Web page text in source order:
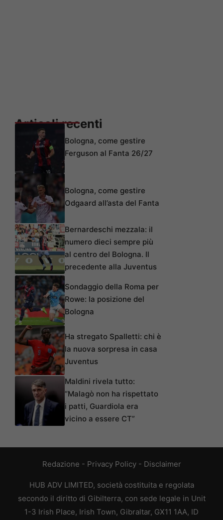
Articoli recenti
Bologna, come gestire
Ferguson al Fanta 26/27
Bologna, come gestire
Odgaard all’asta del Fanta
Bernardeschi mezzala: il
numero dieci sempre più
al centro del Bologna. Il
precedente alla Juventus
Sondaggio della Roma per
Rowe: la posizione del
Bologna
Ha stregato Spalletti: chi è
la nuova sorpresa in casa
Juventus
Maldini rivela tutto:
“Malagò non ha rispettato
i patti, Guardiola era
vicino a essere CT”
Redazione - Privacy Policy- Disclaimer
HUB ADV LIMITED, società costituita e regolata
secondo il diritto di Gibilterra, con sede legale in Unit
1-3 Irish Place, Irish Town, Gibraltar, GX11 1AA, ID